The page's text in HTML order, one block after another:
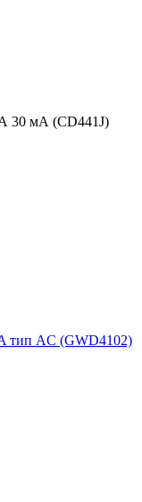
30 мА (CD441J)
тип AC (GWD4102)